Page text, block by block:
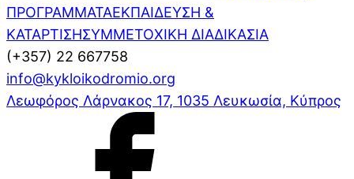
ΠΡΟΓΡΑΜΜΑΤΑΕΚΠΑΙΔΕΥΣΗ &
ΚΑΤΑΡΤΙΣΗΣΥΜΜΕΤΟΧΙΚΗ ΔΙΑΔΙΚΑΣΙΑ
(+357) 22 667758
info@kykloikodromio.org
Λεωφόρος Λάρνακος 17, 1035 Λευκωσία, Κύπρος